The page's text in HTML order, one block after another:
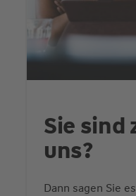
Sie sind
uns?
Dann sagen Sie